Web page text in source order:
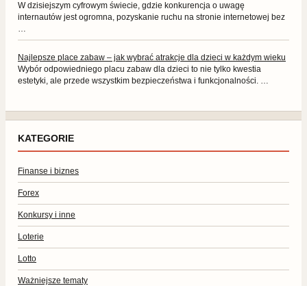
W dzisiejszym cyfrowym świecie, gdzie konkurencja o uwagę
internautów jest ogromna, pozyskanie ruchu na stronie internetowej bez
…
Najlepsze place zabaw – jak wybrać atrakcje dla dzieci w każdym wieku
Wybór odpowiedniego placu zabaw dla dzieci to nie tylko kwestia
estetyki, ale przede wszystkim bezpieczeństwa i funkcjonalności. …
KATEGORIE
Finanse i biznes
Forex
Konkursy i inne
Loterie
Lotto
Ważniejsze tematy